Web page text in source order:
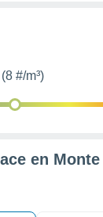
#/m³)
en